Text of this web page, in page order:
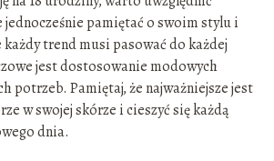
pamiętać o swoim stylu i
trend musi pasować do każdej
jest dostosowanie modowych
potrzeb. Pamiętaj, że najważniejsze jest
w swojej skórze i cieszyć się każdą
dnia.